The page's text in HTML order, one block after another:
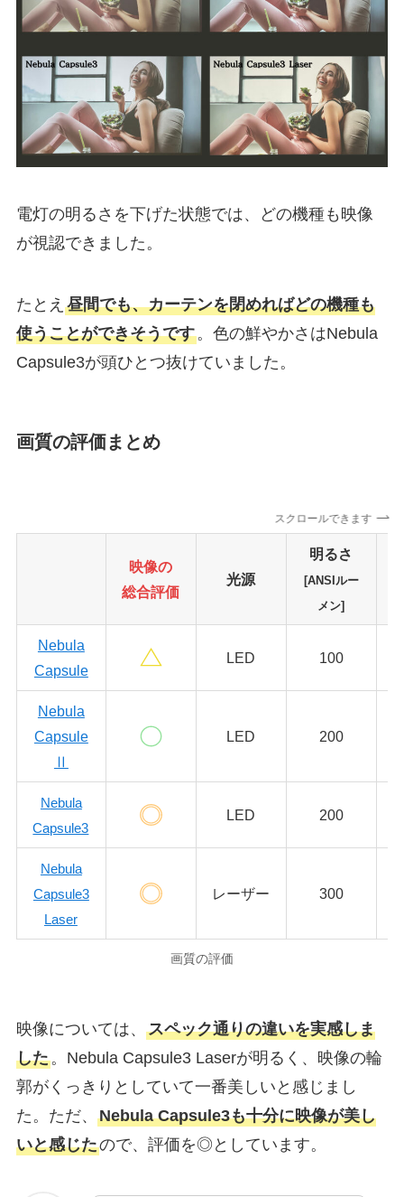
電灯の明るさを下げた状態では、どの機種も映像
が視認できました。
たとえ 昼間でも、カーテンを閉めればどの機種も
使うことができそうです。色の鮮やかさはNebula
Capsule3が頭ひとつ抜けていました。
画質の評価まとめ
スクロールできます
映像の
総合評価
光源
明るさ
[ANSIルー
メン]
Nebula
Capsule
LED 100
Nebula
Capsule
Ⅱ
LED 200
Nebula
Capsule3
LED 200
Nebula
Capsule3
Laser
レーザー 300
画質の評価
映像については、 スペック通りの違いを実感しま
した。Nebula Capsule3 Laserが明るく、映像の輪
郭がくっきりとしていて一番美しいと感じまし
た。ただ、 Nebula Capsule3も十分に映像が美し
いと感じたので、評価を◎としています。